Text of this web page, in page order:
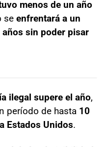
menos de un año
se enfrentará a un
sin poder pisar
ilegal supere el año,
período de hasta 10
Estados Unidos.